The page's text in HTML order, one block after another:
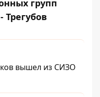
групп
Трегубов
вышел из СИЗО